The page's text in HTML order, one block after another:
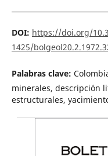
DOI: https://doi.org/
1425/
Palabras clave:
minerales, descripción
estructurales,